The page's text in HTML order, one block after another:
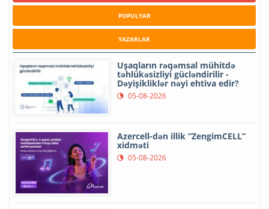
POPULYAR
YAZARLAR
Uşaqların rəqəmsal mühitdə
təhlükəsizliyi gücləndirilir -
Dəyişikliklər nəyi ehtiva edir?
05-08-2026
Azercell-dən illik “ZengimCELL”
xidməti
05-08-2026